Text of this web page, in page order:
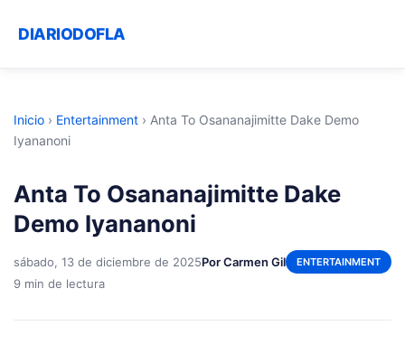
DIARIODOFLA
Inicio › Entertainment › Anta To Osananajimitte Dake Demo
Iyananoni
Anta To Osananajimitte Dake
Demo Iyananoni
sábado, 13 de diciembre de 2025Por Carmen Gil ENTERTAINMENT
9 min de lectura